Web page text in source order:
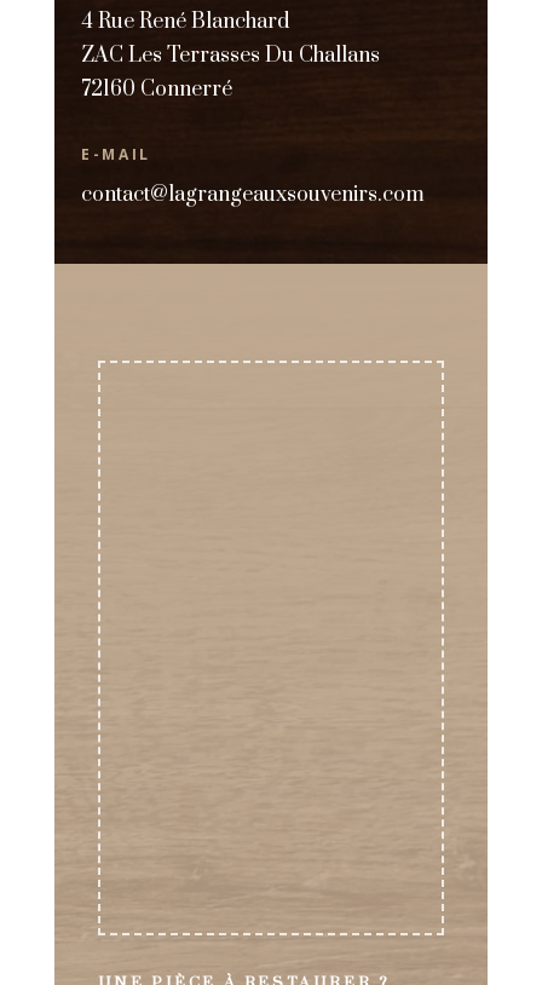
4 Rue René Blanchard
ZAC Les Terrasses Du Challans
72160 Connerré
E-MAIL
contact@lagrangeauxsouvenirs.com